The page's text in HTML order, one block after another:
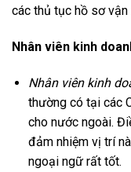
các thủ tục hồ sơ vận
Nhân viên kinh
Nhân viên kinh
thường có tại các
cho nước ngoài.
đảm nhiệm vị trí
ngoại ngữ rất tốt.